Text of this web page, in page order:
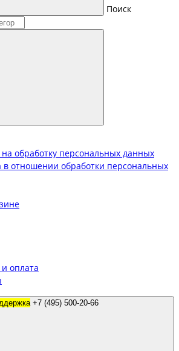
Поиск
на обработку персональных данных
в отношении обработки персональных
оплата
+7 (495) 500-20-66